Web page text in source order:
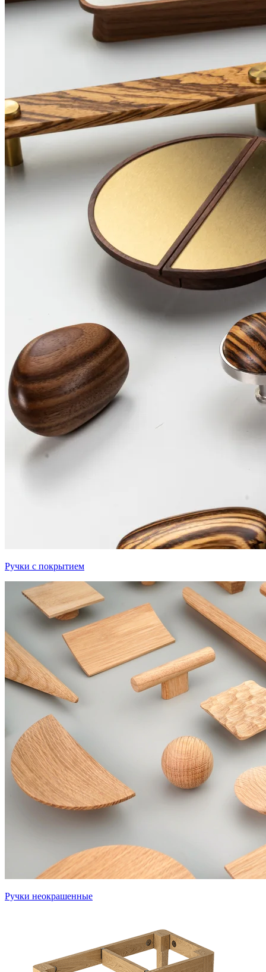
Ручки с покрытием
Ручки неокрашенные